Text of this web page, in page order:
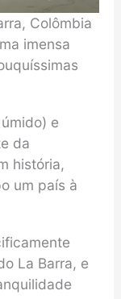
Colômbia
imensa
e
da
história,
um país à
La Barra, e